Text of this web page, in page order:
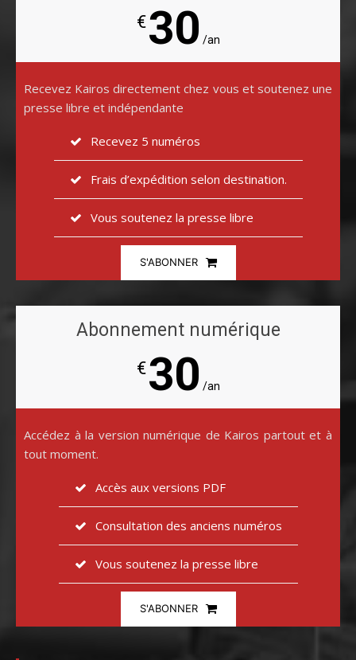
€30 /an
Recevez Kairos directement chez vous et soutenez une
presse libre et indépendante
Recevez 5 numéros
Frais d’expédition selon destination.
Vous soutenez la presse libre
S'ABONNER
Abonnement numérique
€30 /an
Accédez à la version numérique de Kairos partout et à
tout moment.
Accès aux versions PDF
Consultation des anciens numéros
Vous soutenez la presse libre
S'ABONNER